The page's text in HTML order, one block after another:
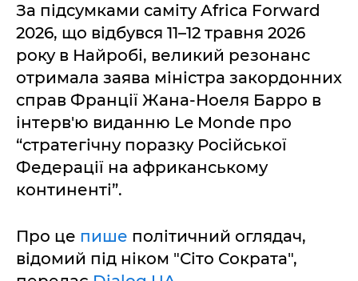
За підсумками саміту Africa Forward
2026, що відбувся 11–12 травня 2026
року в Найробі, великий резонанс
отримала заява міністра закордонних
справ Франції Жана-Ноеля Барро в
інтерв'ю виданню Le Monde про
“стратегічну поразку Російської
Федерації на африканському
континенті”.
Про це пише політичний оглядач,
відомий під ніком "Сіто Сократа",